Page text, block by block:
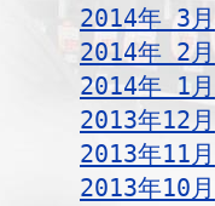
2014年 3月
2014年 2月
2014年 1月
2013年12月
2013年11月
2013年10月